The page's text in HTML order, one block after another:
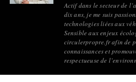
Actif dans le secteur de
dix ans, je me suis
technologies liées aux
Sensible aux enjeux
circulerpropre.fr afin de
connaissances et
respectueuse de